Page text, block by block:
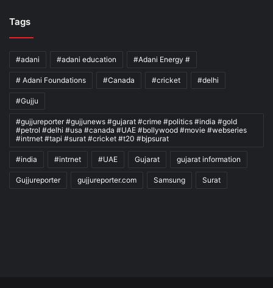
Tags
#adani #adani education #Adani Energy #
# Adani Foundations #Canada #cricket #delhi
#Gujju
#gujjureporter #gujjunews #gujarat #crime #politics #india #gold
#petrol #delhi #usa #canada #UAE #bollywood #movie #webseries
#intrnet #tapi #surat #cricket #t20 #bjpsurat
#india #intrnet #UAE Gujarat gujarat information
Gujjureporter gujjureporter.com Samsung Surat